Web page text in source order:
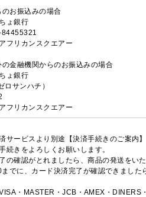
お振込みの場合
ょ銀行
フリカンスクエアー
金融機関からのお振込みの場合
ょ銀行
サンハチ）
フリカンスクエアー
サービスより別途【決済手続きのご案内
続きをよろしくお願いします。
の確認がとれましたら、商品の発送をいた
までに、カード決済完了が確認できました
VISA・MASTER・JCB・AMEX・DINERS